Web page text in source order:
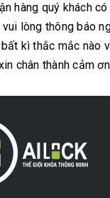
hàng quý khách
vui lòng thông báo
kì thắc mắc nào
chân thành cảm